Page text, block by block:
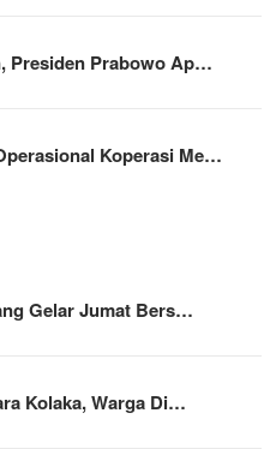
Presiden Prabowo Ap…
Koperasi Me…
Gelar Jumat Bers…
Kolaka, Warga Di…